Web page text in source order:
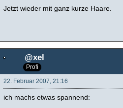
Jetzt wieder mit ganz kurze Haare.
@xel
Profi
22. Februar 2007, 21:16
ich machs etwas spannend: